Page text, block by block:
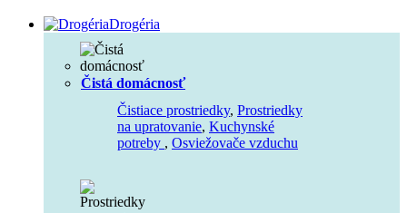
Drogéria
Čistá domácnosť
Čistiace prostriedky, Prostriedky
na upratovanie, Kuchynské
potreby , Osviežovače vzduchu